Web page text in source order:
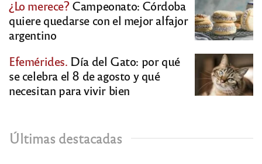
¿Lo merece?Campeonato: Córdoba
quiere quedarse con el mejor alfajor
argentino
Efemérides. Día del Gato: por qué
se celebra el 8 de agosto y qué
necesitan para vivir bien
Últimas destacadas